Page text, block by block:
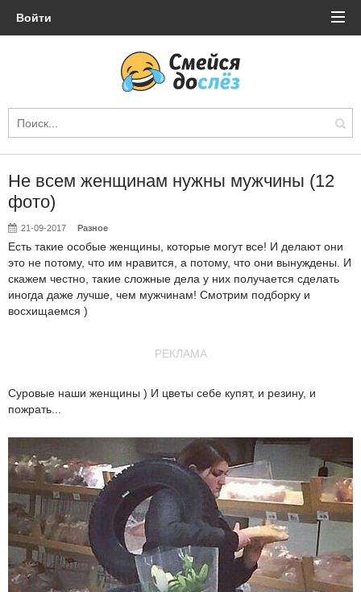
Войти
Не всем женщинам нужны мужчины (12
фото)
21-09-2017 Разное
Есть такие особые женщины, которые могут все! И делают они
это не потому, что им нравится, а потому, что они вынуждены. И
скажем честно, такие сложные дела у них получается сделать
иногда даже лучше, чем мужчинам! Смотрим подборку и
восхищаемся )
РЕКЛАМА
Суровые наши женщины ) И цветы себе купят, и резину, и
пожрать...